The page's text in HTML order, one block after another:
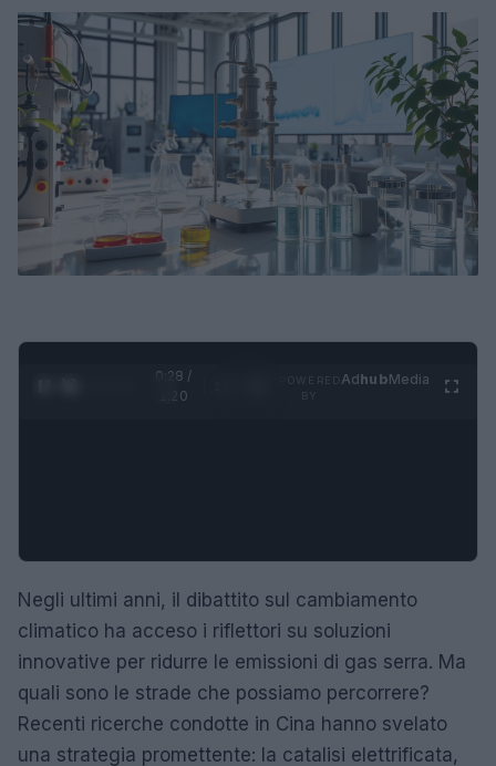
0:29 /
1:20
AdhubMedia
Negli ultimi anni, il dibattito sul cambiamento
climatico ha acceso i riflettori su soluzioni
innovative per ridurre le emissioni di gas serra. Ma
quali sono le strade che possiamo percorrere?
Recenti ricerche condotte in Cina hanno svelato
una strategia promettente: la catalisi elettrificata,